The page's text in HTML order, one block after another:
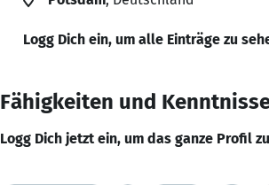
Logg Dich ein, um alle Einträge zu
Fähigkeiten und
Logg Dich jetzt ein, um das ganze Profil